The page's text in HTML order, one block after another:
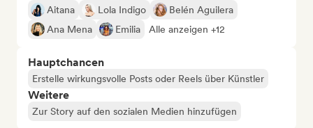
Aitana
Lola Indigo
Belén Aguilera
Ana Mena
Emilia Alle anzeigen +12
Hauptchancen
Erstelle wirkungsvolle Posts oder Reels über Künstler
Weitere
Zur Story auf den sozialen Medien hinzufügen